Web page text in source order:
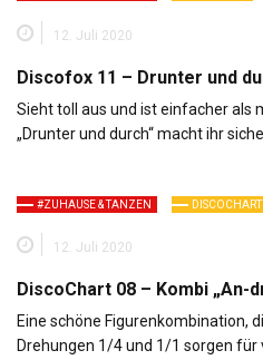
12. Juli 2020
Discofox 11 – Drunter und
Sieht toll aus und ist einfacher als
„Drunter und durch“ macht ihr
#ZUHAUSE & TANZEN DISCOCHART
12. Juli 2020
DiscoChart 08 – Kombi „An-
Eine schöne Figurenkombination,
Drehungen 1/4 und 1/1 sorgen für